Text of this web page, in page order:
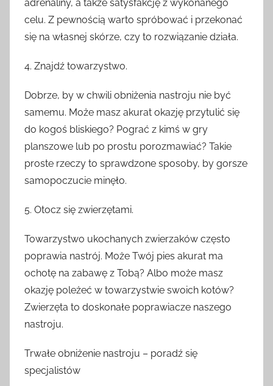
adrenaliny, a także satysfakcję z wykonanego
celu. Z pewnością warto spróbować i przekonać
się na własnej skórze, czy to rozwiązanie działa.
4. Znajdź towarzystwo.
Dobrze, by w chwili obniżenia nastroju nie być
samemu. Może masz akurat okazję przytulić się
do kogoś bliskiego? Pograć z kimś w gry
planszowe lub po prostu porozmawiać? Takie
proste rzeczy to sprawdzone sposoby, by gorsze
samopoczucie minęło.
5. Otocz się zwierzętami.
Towarzystwo ukochanych zwierzaków często
poprawia nastrój. Może Twój pies akurat ma
ochotę na zabawę z Tobą? Albo może masz
okazję poleżeć w towarzystwie swoich kotów?
Zwierzęta to doskonałe poprawiacze naszego
nastroju.
Trwałe obniżenie nastroju – poradź się
specjalistów